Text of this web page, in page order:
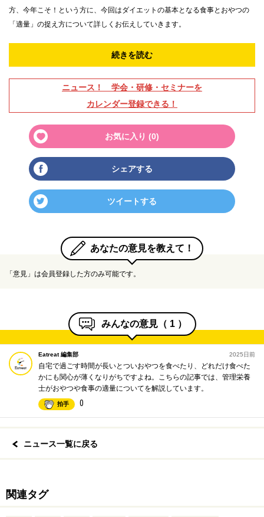
方、今年こそ！という方に、今回はダイエットの基本となる食事とおやつの
「適量」の捉え方について詳しくお伝えしていきます。
続きを読む
ニュース！ 学会・研修・セミナーを
カレンダー登録できる！
お気に入り (0)
シェアする
ツイートする
あなたの意見を教えて！
「意見」は会員登録した方のみ可能です。
みんなの意見（ 1 ）
Eatreat 編集部 2025日前
自宅で過ごす時間が長いとついおやつを食べたり、どれだけ食べた
かにも関心が薄くなりがちですよね。こちらの記事では、管理栄養
士がおやつや食事の適量についてを解説しています。
拍手 0
ニュース一覧に戻る
関連タグ